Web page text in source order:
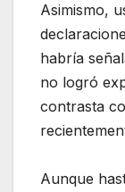
Asimismo,
habría
no logró
contrasta
Aunque